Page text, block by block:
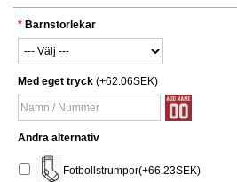
Barnstorlekar
Med eget tryck (+62.06SEK)
Andra alternativ
Fotbollstrumpor(+66.23SEK)